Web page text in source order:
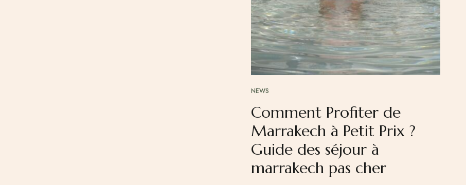
NEWS
Comment Profiter de
Marrakech à Petit Prix ?
Guide des séjour à
marrakech pas cher